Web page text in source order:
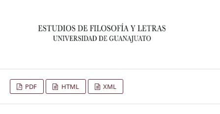
PDF HTML XML